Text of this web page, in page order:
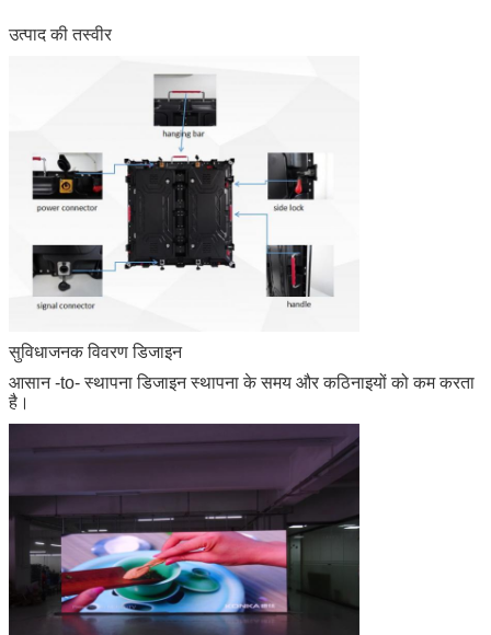
उत्पाद की तस्वीर
सुविधाजनक विवरण डिजाइन
आसान -to- स्थापना डिजाइन स्थापना के समय और कठिनाइयों को कम करता
है।